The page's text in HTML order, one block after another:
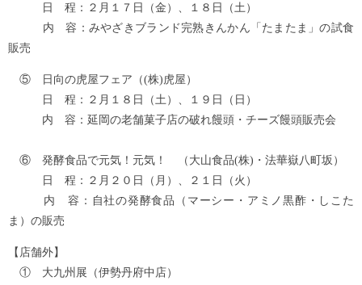
日 程：２月１７日（金）、１８日（土）
内 容：みやざきブランド完熟きんかん「たまたま」の試食
販売
⑤ 日向の虎屋フェア（(株)虎屋）
日 程：２月１８日（土）、１９日（日）
内 容：延岡の老舗菓子店の破れ饅頭・チーズ饅頭販売会
⑥ 発酵食品で元気！元気！ （大山食品(株)・法華嶽八町坂）
日 程：２月２０日（月）、２１日（火）
内 容：自社の発酵食品（マーシー・アミノ黒酢・しこた
ま）の販売
【店舗外】
① 大九州展（伊勢丹府中店）